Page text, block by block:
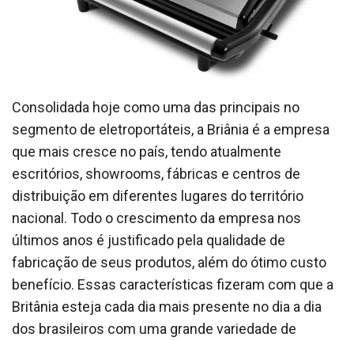
Consolidada hoje como uma das principais no
segmento de eletroportáteis, a Briânia é a empresa
que mais cresce no país, tendo atualmente
escritórios, showrooms, fábricas e centros de
distribuição em diferentes lugares do território
nacional. Todo o crescimento da empresa nos
últimos anos é justificado pela qualidade de
fabricação de seus produtos, além do ótimo custo
benefício. Essas características fizeram com que a
Britânia esteja cada dia mais presente no dia a dia
dos brasileiros com uma grande variedade de